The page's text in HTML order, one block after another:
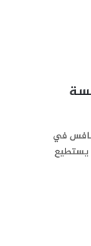
في
يستطيع